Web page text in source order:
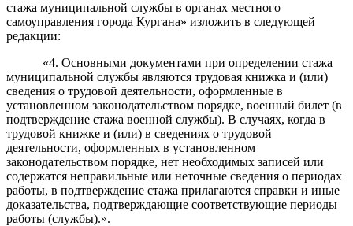
стажа муниципальной службы в органах местного
самоуправления города Кургана» изложить в следующей
редакции:
«4. Основными документами при определении стажа
муниципальной службы являются трудовая книжка и (или)
сведения о трудовой деятельности, оформленные в
установленном законодательством порядке, военный билет (в
подтверждение стажа военной службы). В случаях, когда в
трудовой книжке и (или) в сведениях о трудовой
деятельности, оформленных в установленном
законодательством порядке, нет необходимых записей или
содержатся неправильные или неточные сведения о периодах
работы, в подтверждение стажа прилагаются справки и иные
доказательства, подтверждающие соответствующие периоды
работы (службы).».